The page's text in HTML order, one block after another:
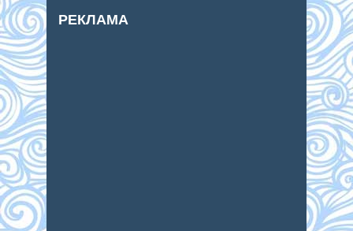
РЕКЛАМА